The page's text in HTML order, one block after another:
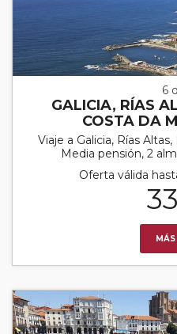
6
GALICIA, RÍAS
COSTA DA
Viaje a Galicia, Rías
Media pensión, 2
Oferta válida